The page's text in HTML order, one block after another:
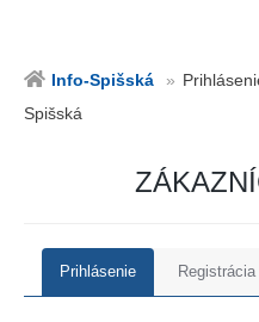
Info-Spišská
Spišská
Prihlásenie Registrácia